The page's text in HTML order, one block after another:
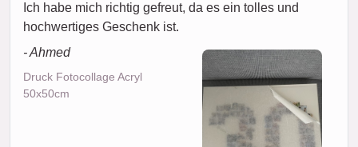
Ich habe mich richtig gefreut, da es ein tolles und
hochwertiges Geschenk ist.
- Ahmed
Druck Fotocollage Acryl
50x50cm